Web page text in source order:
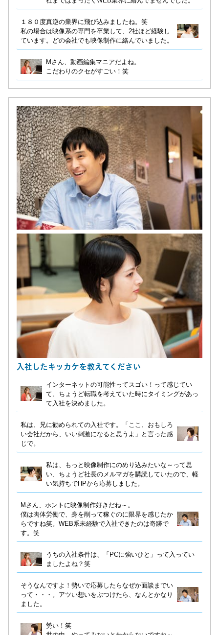
１８０度真逆の業界に飛び込みましたね。笑
私の場合は映像系の専門を卒業して、2社ほど経験し
ています。どの会社でも映像制作に絡んでいました。
Mさん、動画編集マニアだよね。
こだわりのクセがすごい！笑
入社したキッカケを教えてください
インターネットの可能性ってスゴい！って感じてい
て、ちょうど転職を考えていた時にタイミングがあっ
て入社を決めました。
私は、兄に勧められての入社です。「ここ、おもしろ
い会社だから、いい刺激になると思うよ」と言った感
じで。
私は、もっと映像制作にのめり込みたいな～って思
い、ちょうど社長のメルマガを購読していたので、軽
い気持ちでHPから応募しました。
Mさん、ホントに映像制作好きだね～。
僕は肉体労働で、身を削って稼ぐのに限界を感じたか
らですね笑。WEB系未経験で入社できたのは奇跡で
す。笑
うちの入社条件は、「PCに強いひと」って入ってい
ましたよね？笑
そうなんですよ！勢いで応募したらなぜか面談までい
って・・・。アツい想いをぶつけたら、なんとかなり
ました。
勢い！笑